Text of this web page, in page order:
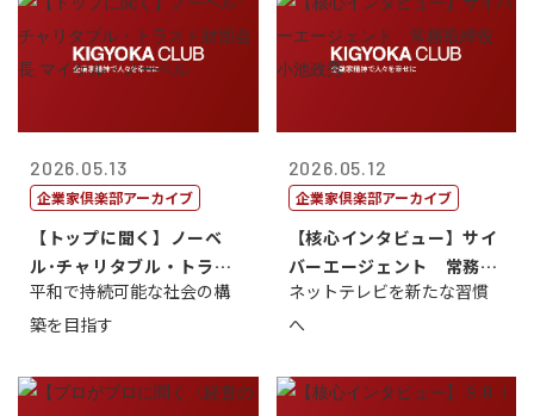
2026.05.13
企業家倶楽部アーカイブ
【トップに聞く】ノーベ
ル･チャリタブル・トラス
ト財団会長 マ...
平和で持続可能な社会の構
築を目指す
2026.05.12
企業家倶楽部アーカイブ
【核心インタビュー】サイ
バーエージェント 常務取
締役 小池政...
ネットテレビを新たな習慣
へ